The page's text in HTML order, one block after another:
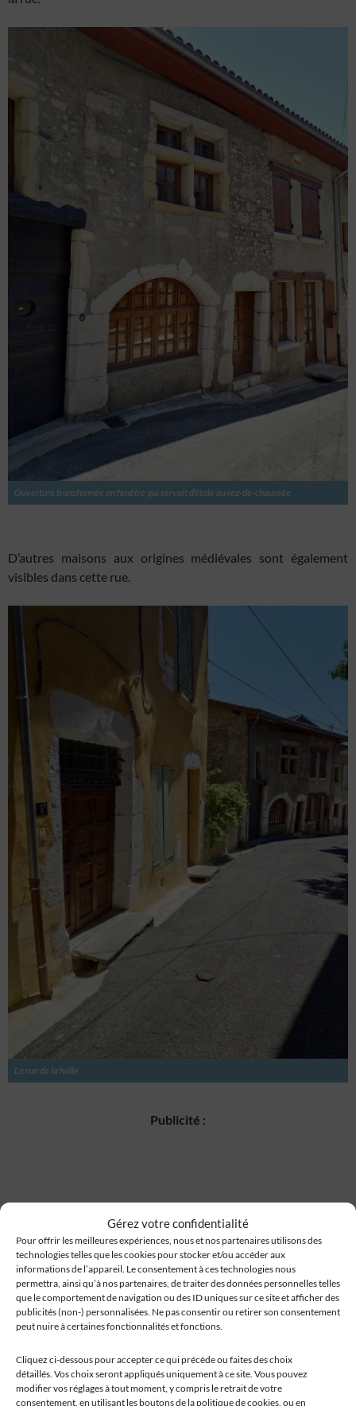
Gérez votre confidentialité
Pour offrir les meilleures expériences, nous et nos partenaires utilisons des
technologies telles que les cookies pour stocker et/ou accéder aux
informations de l’appareil. Le consentement à ces technologies nous
permettra, ainsi qu’à nos partenaires, de traiter des données personnelles telles
que le comportement de navigation ou des ID uniques sur ce site et afficher des
publicités (non-) personnalisées. Ne pas consentir ou retirer son consentement
peut nuire à certaines fonctionnalités et fonctions.
Cliquez ci-dessous pour accepter ce qui précède ou faites des choix
détaillés. Vos choix seront appliqués uniquement à ce site. Vous pouvez
modifier vos réglages à tout moment, y compris le retrait de votre
consentement, en utilisant les boutons de la politique de cookies, ou en
Ouverture transformée en fenêtre qui servait d’étale au rez-de-chaussée
D’autres maisons aux origines médiévales sont également
visibles dans cette rue.
La rue de la halle
Publicité :